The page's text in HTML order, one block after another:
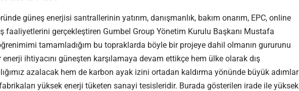
güneş enerjisi santrallerinin yatırım, danışmanlık, bakım onarım, EPC, online
faaliyetlerini gerçekleştiren Gumbel Group Yönetim Kurulu Başkanı Mustafa
tamamladığım bu topraklarda böyle bir projeye dahil olmanın gururunu
enerji ihtiyacını güneşten karşılamaya devam ettikçe hem ülke olarak dış
azalacak hem de karbon ayak izini ortadan kaldırma yönünde büyük adımlar
yüksek enerji tüketen sanayi tesisleridir. Burada gösterilen irade ile yüksek